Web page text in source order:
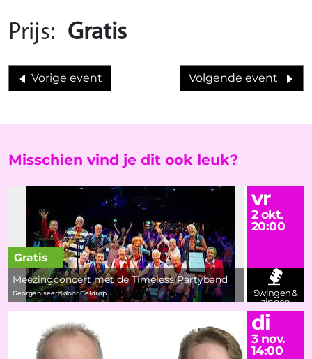
Prijs: Gratis
Vorige event Volgende event
Misschien vind je dit ook leuk?
Meezingconcert met de Timeless Partyband
Georganiseerd door Geldrop ...
vr
2 okt.
20:00
Swingen &
zingen
Gratis
di
3 nov.
14:00